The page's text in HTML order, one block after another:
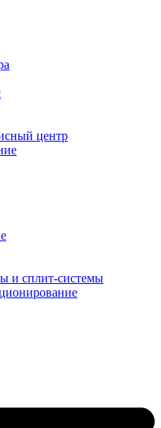
центр
и сплит-системы